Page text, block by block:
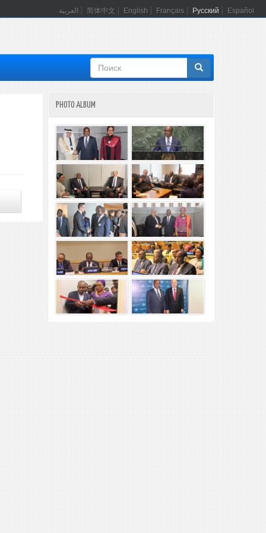
العربية 简体中文 English Français Русский Español
Форма
поиска
PHOTO ALBUM